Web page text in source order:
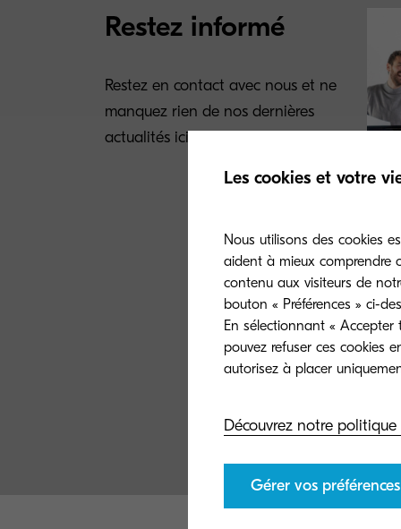
Restez informé
Restez en contact avec nous et ne
manquez rien de nos dernières
actualités ici.
Nos
Le
Les cookies et votre
Nous utilisons des cookies
aident à mieux comprendre
contenu aux visiteurs de
bouton « Préférences » ci-
En sélectionnant « Accepter
pouvez refuser ces cookies
Découvrez notre
Gérer vos préférences